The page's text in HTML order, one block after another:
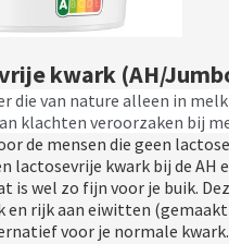
kwark (AH/
die van nature alleen in
klachten veroorzaken bij
de mensen die geen
lactosevrije kwark bij de AH
is wel zo fijn voor je buik.
en rijk aan eiwitten
voor je normale kwark.